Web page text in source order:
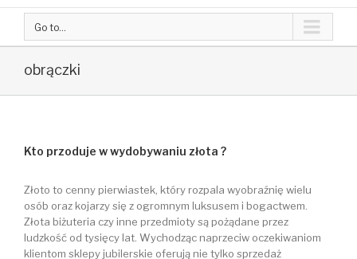
Go to...
obrączki
Kto przoduje w wydobywaniu złota ?
Złoto to cenny pierwiastek, który rozpala wyobraźnię wielu
osób oraz kojarzy się z ogromnym luksusem i bogactwem.
Złota biżuteria czy inne przedmioty są pożądane przez
ludzkość od tysięcy lat. Wychodząc naprzeciw oczekiwaniom
klientom sklepy jubilerskie oferują nie tylko sprzedaż